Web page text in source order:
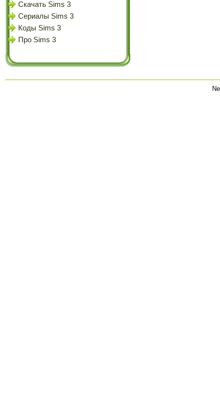
Скачать Sims 3
Сериалы Sims 3
Коды Sims 3
Про Sims 3